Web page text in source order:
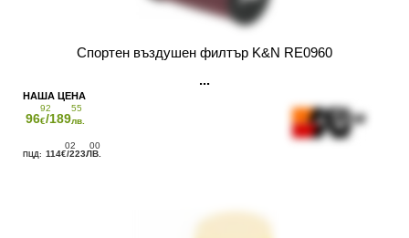
Спортен въздушен филтър K&N RE0960
96
92
€/189
55
лв.
114
02
€/223
00
ЛВ.